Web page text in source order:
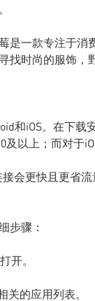
是一款专注于
时尚的服饰，
和iOS。在下
以上；而对于
会更快且更省
步骤：
开。
的应用列表。